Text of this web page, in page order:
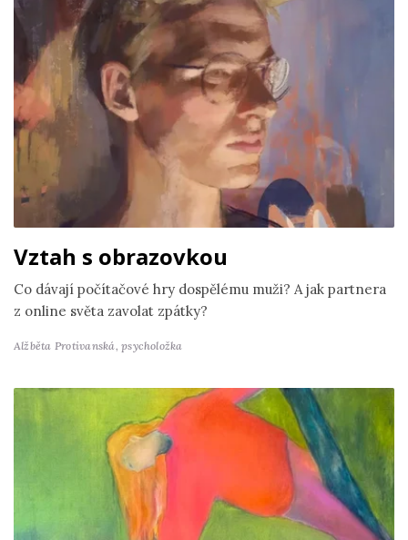
Vztah s obrazovkou
Co dávají počítačové hry dospělému muži? A jak partnera
z online světa zavolat zpátky?
Alžběta Protivanská,psycholožka